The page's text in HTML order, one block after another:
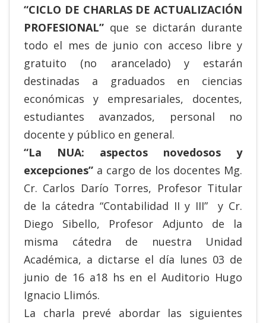
“CICLO DE CHARLAS DE ACTUALIZACIÓN
PROFESIONAL” que se dictarán durante
todo el mes de junio con acceso libre y
gratuito (no arancelado) y estarán
destinadas a graduados en ciencias
económicas y empresariales, docentes,
estudiantes avanzados, personal no
docente y público en general.
“La NUA: aspectos novedosos y
excepciones” a cargo de los docentes Mg.
Cr. Carlos Darío Torres, Profesor Titular
de la cátedra “Contabilidad II y III” y Cr.
Diego Sibello, Profesor Adjunto de la
misma cátedra de nuestra Unidad
Académica, a dictarse el día lunes 03 de
junio de 16 a18 hs en el Auditorio Hugo
Ignacio Llimós.
La charla prevé abordar las siguientes